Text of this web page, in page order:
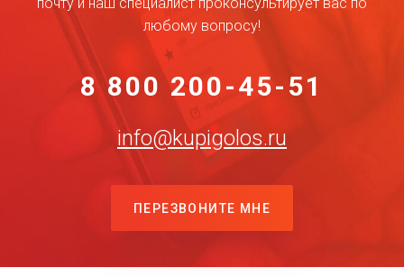
любому вопросу!
8 800 200-45-51
info@kupigolos.ru
ПЕРЕЗВОНИТЕ МНЕ